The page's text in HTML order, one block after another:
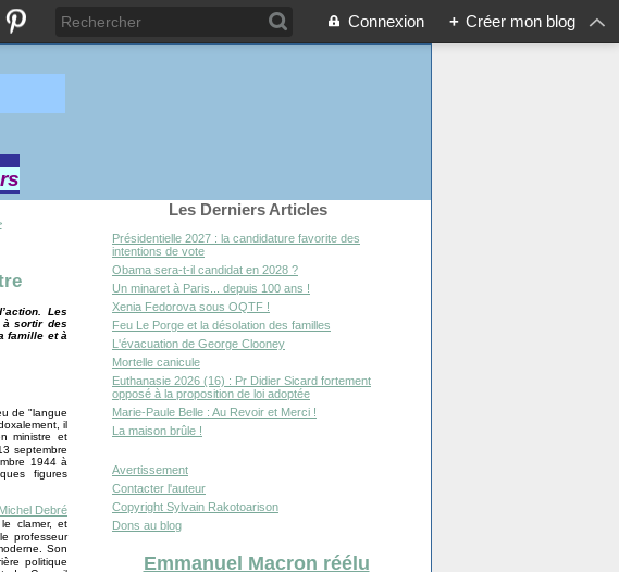
Connexion + Créer mon blog
Les
à sortir des
famille et à
de "langue
il
ministre et
septembre
1944 à
figures
Michel Debré
clamer, et
professeur
Son
politique
Les Derniers Articles
Présidentielle 2027 : la candidature favorite des
intentions de vote
Obama sera-t-il candidat en 2028 ?
Un minaret à Paris... depuis 100 ans !
Xenia Fedorova sous OQTF !
Feu Le Porge et la désolation des familles
L'évacuation de George Clooney
Mortelle canicule
Euthanasie 2026 (16) : Pr Didier Sicard fortement
opposé à la proposition de loi adoptée
Marie-Paule Belle : Au Revoir et Merci !
La maison brûle !
Avertissement
Contacter l'auteur
Copyright Sylvain Rakotoarison
Dons au blog
Emmanuel Macron réélu